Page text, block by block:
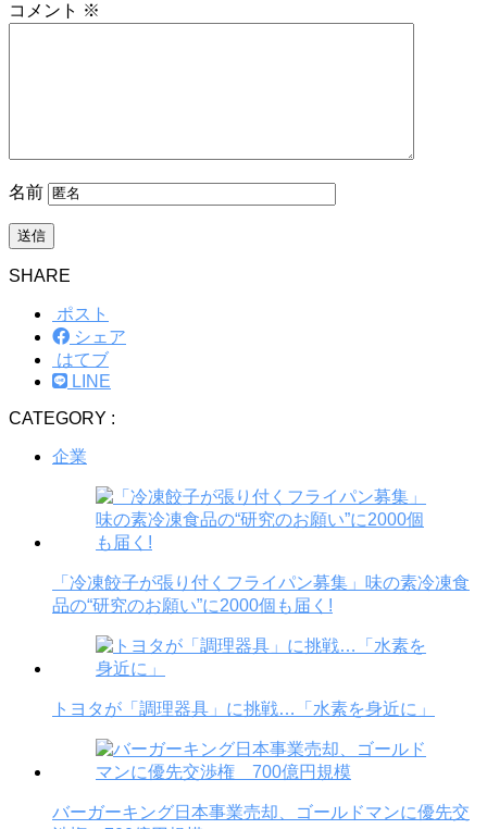
コメント ※
名前
SHARE
ポスト
シェア
はてブ
LINE
CATEGORY :
企業
「冷凍餃子が張り付くフライパン募集」味の素冷凍食
品の“研究のお願い”に2000個も届く!
トヨタが「調理器具」に挑戦…「水素を身近に」
バーガーキング日本事業売却、ゴールドマンに優先交